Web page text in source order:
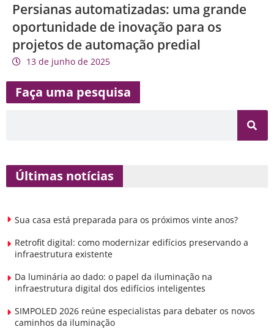
Persianas automatizadas: uma grande
oportunidade de inovação para os
projetos de automação predial
13 de junho de 2025
Faça uma pesquisa
Últimas notícias
Sua casa está preparada para os próximos vinte anos?
Retrofit digital: como modernizar edifícios preservando a
infraestrutura existente
Da luminária ao dado: o papel da iluminação na
infraestrutura digital dos edifícios inteligentes
SIMPOLED 2026 reúne especialistas para debater os novos
caminhos da iluminação